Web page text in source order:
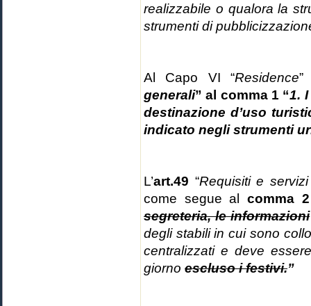
realizzabile o qualora la
strumenti di
Al Capo VI “Residence”
generali” al comma 1 “1.
destinazione d’uso
indicato negli strumenti
L’art.49 “Requisiti e
come segue alcomma 2
segreteria, le informazioni
degli stabili in cui sono
centralizzati e deve
giorno escluso i festivi.”